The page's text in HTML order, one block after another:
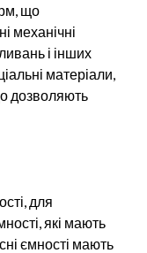
що
механічні
і інших
матеріали,
дозволяють
для
які мають
ємності мають